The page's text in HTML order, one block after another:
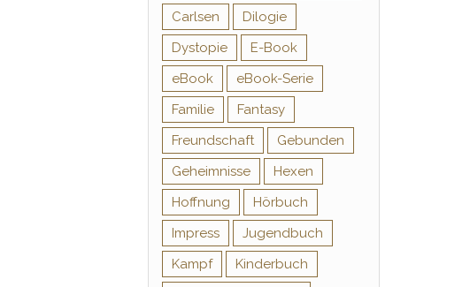
Carlsen
Dilogie
Dystopie
E-Book
eBook
eBook-Serie
Familie
Fantasy
Freundschaft
Gebunden
Geheimnisse
Hexen
Hoffnung
Hörbuch
Impress
Jugendbuch
Kampf
Kinderbuch